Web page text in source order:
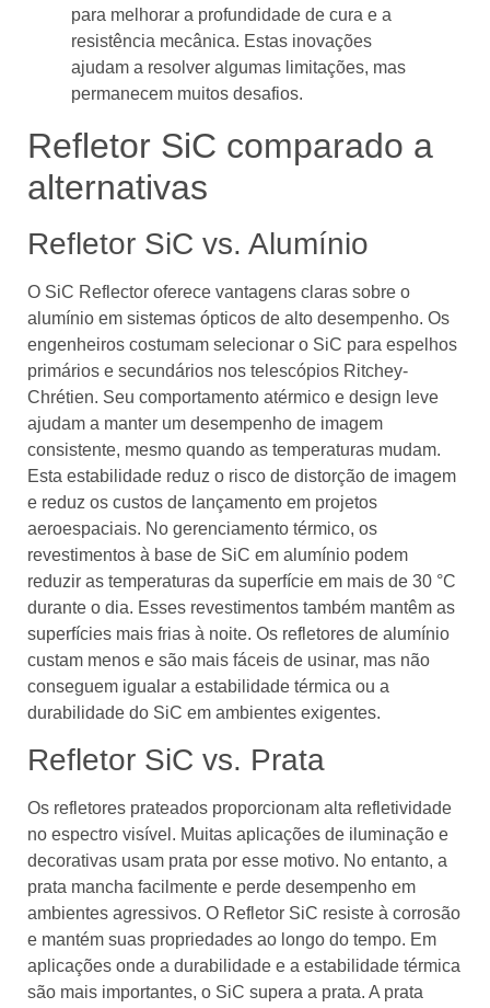
para melhorar a profundidade de cura e a
resistência mecânica. Estas inovações
ajudam a resolver algumas limitações, mas
permanecem muitos desafios.
Refletor SiC comparado a
alternativas
Refletor SiC vs. Alumínio
O SiC Reflector oferece vantagens claras sobre o
alumínio em sistemas ópticos de alto desempenho. Os
engenheiros costumam selecionar o SiC para espelhos
primários e secundários nos telescópios Ritchey-
Chrétien. Seu comportamento atérmico e design leve
ajudam a manter um desempenho de imagem
consistente, mesmo quando as temperaturas mudam.
Esta estabilidade reduz o risco de distorção de imagem
e reduz os custos de lançamento em projetos
aeroespaciais. No gerenciamento térmico, os
revestimentos à base de SiC em alumínio podem
reduzir as temperaturas da superfície em mais de 30 °C
durante o dia. Esses revestimentos também mantêm as
superfícies mais frias à noite. Os refletores de alumínio
custam menos e são mais fáceis de usinar, mas não
conseguem igualar a estabilidade térmica ou a
durabilidade do SiC em ambientes exigentes.
Refletor SiC vs. Prata
Os refletores prateados proporcionam alta refletividade
no espectro visível. Muitas aplicações de iluminação e
decorativas usam prata por esse motivo. No entanto, a
prata mancha facilmente e perde desempenho em
ambientes agressivos. O Refletor SiC resiste à corrosão
e mantém suas propriedades ao longo do tempo. Em
aplicações onde a durabilidade e a estabilidade térmica
são mais importantes, o SiC supera a prata. A prata